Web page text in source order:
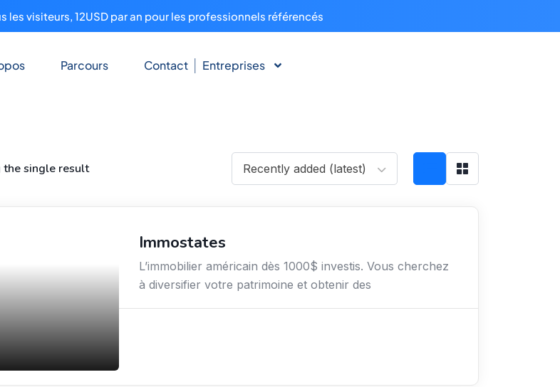
les visiteurs, 12USD par an pour les professionnels référencés
Parcours Contact Entreprises
the single result Recently added (latest)
Immostates
L’immobilier américain dès 1000$ investis. Vous cherchez
à diversifier votre patrimoine et obtenir des